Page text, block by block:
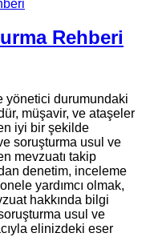
Rehberi
yönetici durumundaki
müşavir, ve ataşeler
iyi bir şekilde
soruşturma usul ve
mevzuatı takip
denetim, inceleme
yardımcı olmak,
hakkında bilgi
usul ve
elinizdeki eser